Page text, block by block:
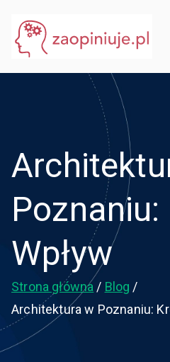
treści
Wpływ
Strona główna
Blog
Architektura w Poznaniu: